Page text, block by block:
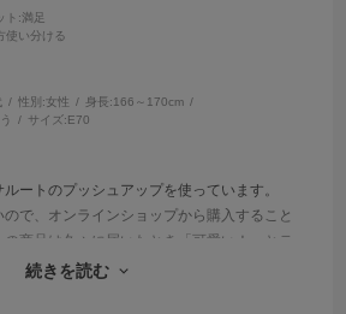
ト :満足
使い分ける
性別:女性 身長:166～170cm
サイズ:E70
ートのプッシュアップを使っています。
で、オンラインショップから購入すること
の商品は久々に届いたとき「可愛い！」とテ
いました。色づかいが好みです。大満足の買
続きを読む